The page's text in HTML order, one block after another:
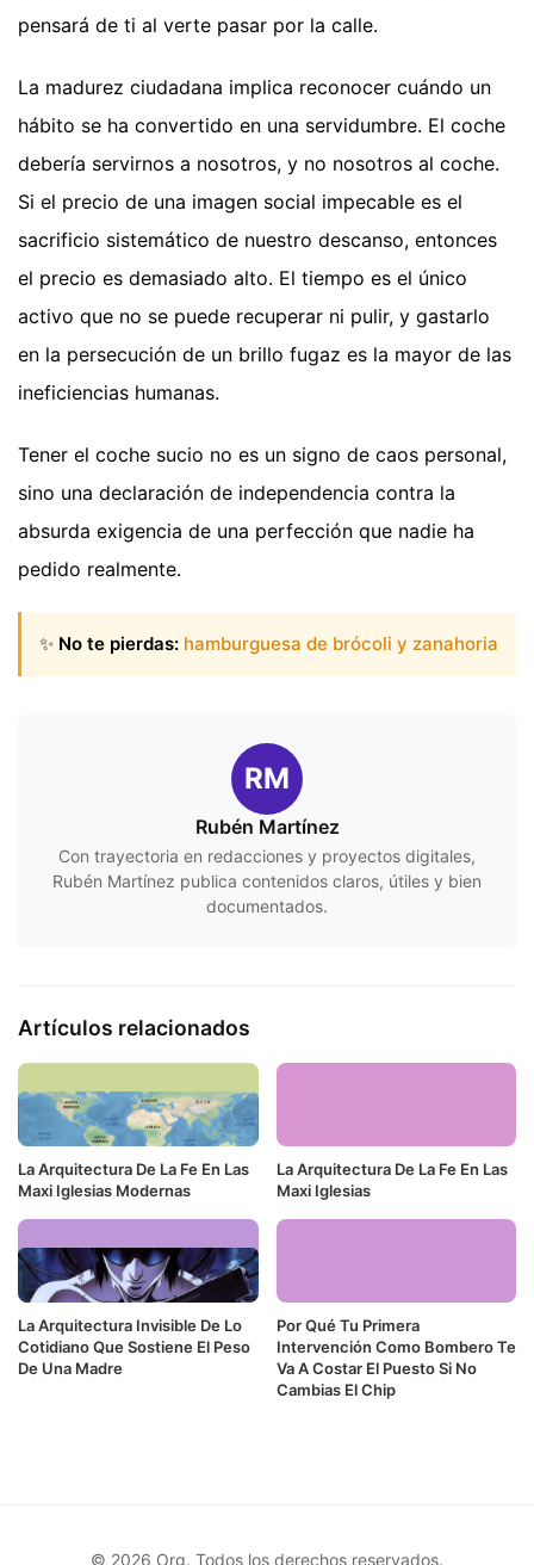
pensará de ti al verte pasar por la calle.
La madurez ciudadana implica reconocer cuándo un
hábito se ha convertido en una servidumbre. El coche
debería servirnos a nosotros, y no nosotros al coche.
Si el precio de una imagen social impecable es el
sacrificio sistemático de nuestro descanso, entonces
el precio es demasiado alto. El tiempo es el único
activo que no se puede recuperar ni pulir, y gastarlo
en la persecución de un brillo fugaz es la mayor de las
ineficiencias humanas.
Tener el coche sucio no es un signo de caos personal,
sino una declaración de independencia contra la
absurda exigencia de una perfección que nadie ha
pedido realmente.
✨ No te pierdas: hamburguesa de brócoli y zanahoria
RM
Rubén Martínez
Con trayectoria en redacciones y proyectos digitales,
Rubén Martínez publica contenidos claros, útiles y bien
documentados.
Artículos relacionados
La Arquitectura De La Fe En Las
Maxi Iglesias Modernas
La Arquitectura De La Fe En Las
Maxi Iglesias
La Arquitectura Invisible De Lo
Cotidiano Que Sostiene El Peso
De Una Madre
Por Qué Tu Primera
Intervención Como Bombero Te
Va A Costar El Puesto Si No
Cambias El Chip
© 2026 Org. Todos los derechos reservados.